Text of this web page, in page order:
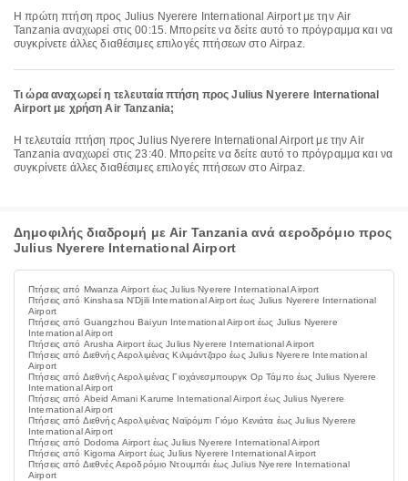
Η πρώτη πτήση προς Julius Nyerere International Airport με την Air
Tanzania αναχωρεί στις 00:15. Μπορείτε να δείτε αυτό το πρόγραμμα και να
συγκρίνετε άλλες διαθέσιμες επιλογές πτήσεων στο Airpaz.
Τι ώρα αναχωρεί η τελευταία πτήση προς Julius Nyerere International
Airport με χρήση Air Tanzania;
Η τελευταία πτήση προς Julius Nyerere International Airport με την Air
Tanzania αναχωρεί στις 23:40. Μπορείτε να δείτε αυτό το πρόγραμμα και να
συγκρίνετε άλλες διαθέσιμες επιλογές πτήσεων στο Airpaz.
Δημοφιλής διαδρομή με Air Tanzania ανά αεροδρόμιο προς
Julius Nyerere International Airport
Πτήσεις από Mwanza Airport έως Julius Nyerere International Airport
Πτήσεις από Kinshasa N'Djili International Airport έως Julius Nyerere International
Airport
Πτήσεις από Guangzhou Baiyun International Airport έως Julius Nyerere
International Airport
Πτήσεις από Arusha Airport έως Julius Nyerere International Airport
Πτήσεις από Διεθνής Αερολιμένας Κιλιμάντζαρο έως Julius Nyerere International
Airport
Πτήσεις από Διεθνής Αερολιμένας Γιοχάνεσμπουργκ Ορ Τάμπο έως Julius Nyerere
International Airport
Πτήσεις από Abeid Amani Karume International Airport έως Julius Nyerere
International Airport
Πτήσεις από Διεθνής Αερολιμένας Ναϊρόμπι Γιόμο Κενιάτα έως Julius Nyerere
International Airport
Πτήσεις από Dodoma Airport έως Julius Nyerere International Airport
Πτήσεις από Kigoma Airport έως Julius Nyerere International Airport
Πτήσεις από Διεθνές Αεροδρόμιο Ντουμπάι έως Julius Nyerere International
Airport